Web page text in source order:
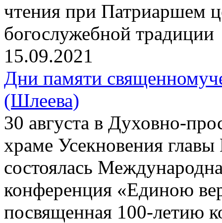
чтения при Патриаршем
богослужебной традиции
15.09.2021
Дни памяти
(Шлеева)
30 августа в Духовно-
храме Усекновения
состоялась
конференция «Единою
посвященная 100-летию